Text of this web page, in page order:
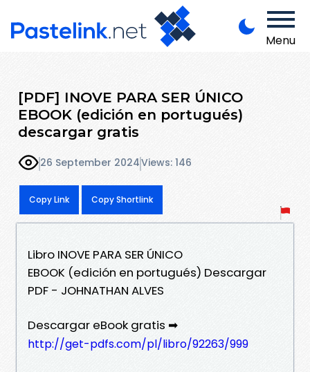
Menu
[PDF] INOVE PARA SER ÚNICO
EBOOK (edición en portugués)
descargar gratis
26 September 2024Views: 146
Copy Link Copy Shortlink
Libro INOVE PARA SER ÚNICO
EBOOK (edición en portugués) Descargar
PDF - JOHNATHAN ALVES
Descargar eBook gratis ➡
http://get-pdfs.com/pl/libro/92263/999